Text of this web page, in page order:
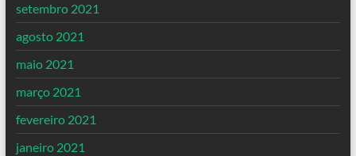
setembro 2021
agosto 2021
maio 2021
março 2021
fevereiro 2021
janeiro 2021